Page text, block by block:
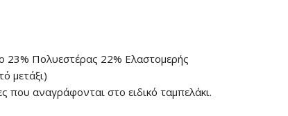
Πολυεστέρας 22% Ελαστομερής
μετάξι)
που αναγράφονται στο ειδικό ταμπελάκι.